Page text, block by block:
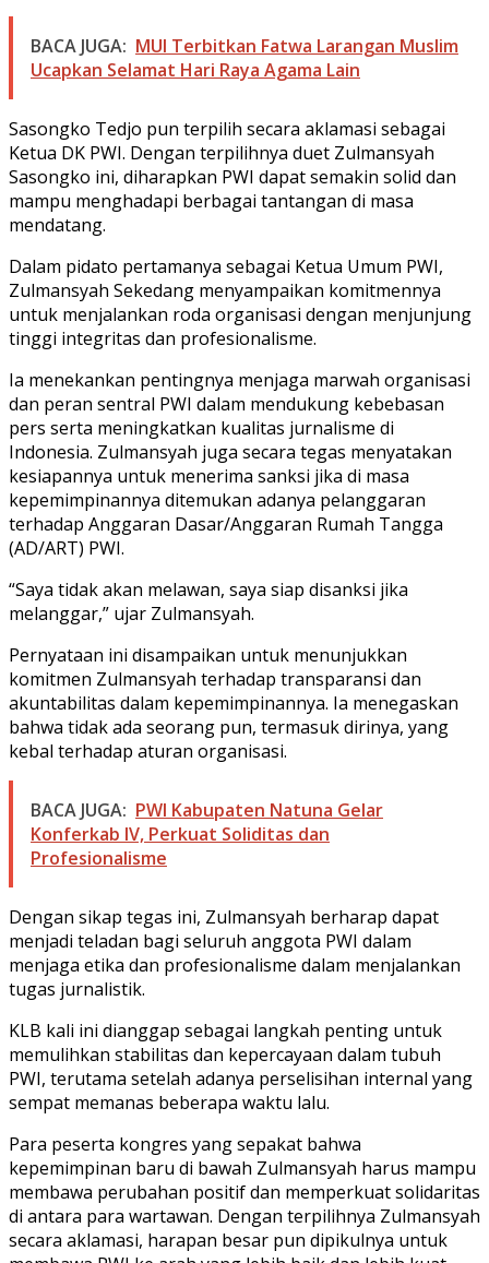
BACA JUGA: MUI Terbitkan Fatwa Larangan Muslim
Ucapkan Selamat Hari Raya Agama Lain
Sasongko Tedjo pun terpilih secara aklamasi sebagai
Ketua DK PWI. Dengan terpilihnya duet Zulmansyah
Sasongko ini, diharapkan PWI dapat semakin solid dan
mampu menghadapi berbagai tantangan di masa
mendatang.
Dalam pidato pertamanya sebagai Ketua Umum PWI,
Zulmansyah Sekedang menyampaikan komitmennya
untuk menjalankan roda organisasi dengan menjunjung
tinggi integritas dan profesionalisme.
Ia menekankan pentingnya menjaga marwah organisasi
dan peran sentral PWI dalam mendukung kebebasan
pers serta meningkatkan kualitas jurnalisme di
Indonesia. Zulmansyah juga secara tegas menyatakan
kesiapannya untuk menerima sanksi jika di masa
kepemimpinannya ditemukan adanya pelanggaran
terhadap Anggaran Dasar/Anggaran Rumah Tangga
(AD/ART) PWI.
“Saya tidak akan melawan, saya siap disanksi jika
melanggar,” ujar Zulmansyah.
Pernyataan ini disampaikan untuk menunjukkan
komitmen Zulmansyah terhadap transparansi dan
akuntabilitas dalam kepemimpinannya. Ia menegaskan
bahwa tidak ada seorang pun, termasuk dirinya, yang
kebal terhadap aturan organisasi.
BACA JUGA: PWI Kabupaten Natuna Gelar
Konferkab IV, Perkuat Soliditas dan
Profesionalisme
Dengan sikap tegas ini, Zulmansyah berharap dapat
menjadi teladan bagi seluruh anggota PWI dalam
menjaga etika dan profesionalisme dalam menjalankan
tugas jurnalistik.
KLB kali ini dianggap sebagai langkah penting untuk
memulihkan stabilitas dan kepercayaan dalam tubuh
PWI, terutama setelah adanya perselisihan internal yang
sempat memanas beberapa waktu lalu.
Para peserta kongres yang sepakat bahwa
kepemimpinan baru di bawah Zulmansyah harus mampu
membawa perubahan positif dan memperkuat solidaritas
di antara para wartawan. Dengan terpilihnya Zulmansyah
secara aklamasi, harapan besar pun dipikulnya untuk